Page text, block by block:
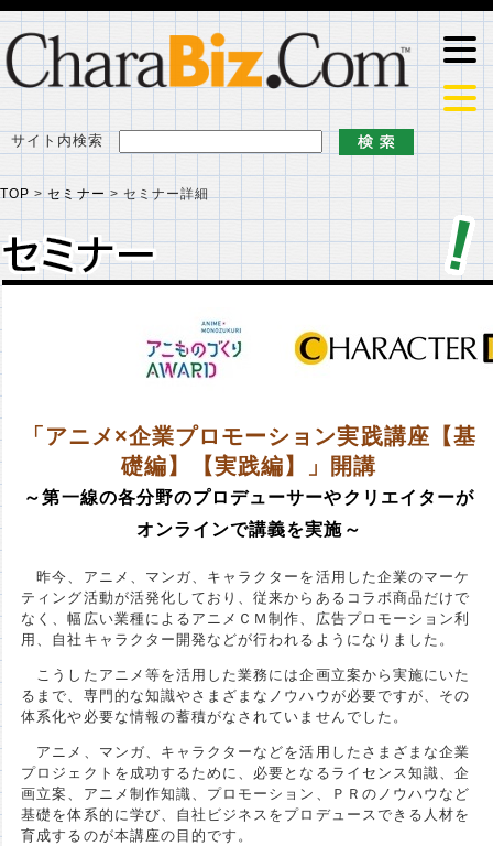
サイト内検索
TOP >セミナー > セミナー詳細
セミナー
セミナー
「アニメ×企業プロモーション実践講座【基
礎編】【実践編】」開講
～第一線の各分野のプロデューサーやクリエイターが
オンラインで講義を実施～
昨今、アニメ、マンガ、キャラクターを活用した企業のマーケ
ティング活動が活発化しており、従来からあるコラボ商品だけで
なく、幅広い業種によるアニメＣＭ制作、広告プロモーション利
用、自社キャラクター開発などが行われるようになりました。
こうしたアニメ等を活用した業務には企画立案から実施にいた
るまで、専門的な知識やさまざまなノウハウが必要ですが、その
体系化や必要な情報の蓄積がなされていませんでした。
アニメ、マンガ、キャラクターなどを活用したさまざまな企業
プロジェクトを成功するために、必要となるライセンス知識、企
画立案、アニメ制作知識、プロモーション、ＰＲのノウハウなど
基礎を体系的に学び、自社ビジネスをプロデュースできる人材を
育成するのが本講座の目的です。